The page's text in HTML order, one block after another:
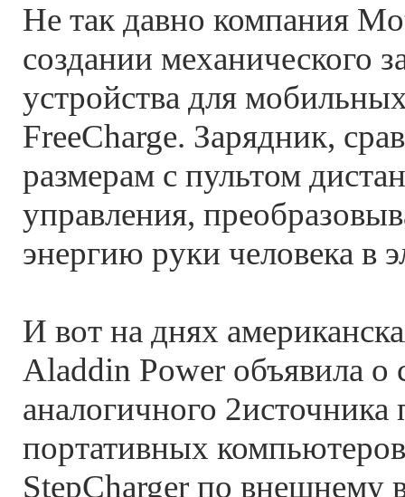
Не так давно компания
создании механического
устройства для
FreeCharge. Зарядник,
размерам с пультом
управления,
энергию руки человека в
И вот на днях
Aladdin Power объявила о
аналогичного 2источника
портативных
StepCharger по внешнему